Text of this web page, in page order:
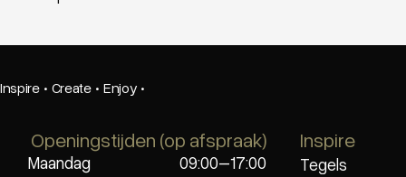
Inspire · Create · Enjoy ·
Openingstijden (op afspraak)
Maandag
09:00–17:00
Inspire
Tegels